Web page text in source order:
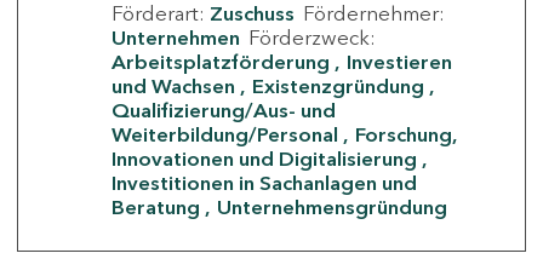
Förderart: Zuschuss Fördernehmer:
Unternehmen Förderzweck:
Arbeitsplatzförderung
Investieren
und Wachsen
Existenzgründung
Qualifizierung/Aus- und
Weiterbildung/Personal
Forschung,
Innovationen und Digitalisierung
Investitionen in Sachanlagen und
Beratung
Unternehmensgründung